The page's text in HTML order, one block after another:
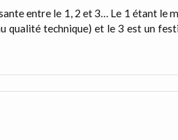
entre le 1, 2 et 3… Le 1 étant le
qualité technique) et le 3 est un